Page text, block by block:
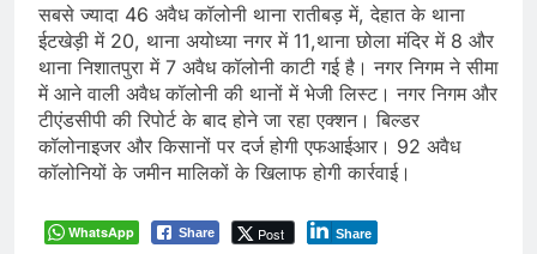
सबसे ज्यादा 46 अवैध कॉलोनी थाना रातीबड़ में, देहात के थाना
ईटखेड़ी में 20, थाना अयोध्या नगर में 11,थाना छोला मंदिर में 8 और
थाना निशातपुरा में 7 अवैध कॉलोनी काटी गई है। नगर निगम ने सीमा
में आने वाली अवैध कॉलोनी की थानों में भेजी लिस्ट। नगर निगम और
टीएंडसीपी की रिपोर्ट के बाद होने जा रहा एक्शन। बिल्डर
कॉलोनाइजर और किसानों पर दर्ज होगी एफआईआर। 92 अवैध
कॉलोनियों के जमीन मालिकों के खिलाफ होगी कार्रवाई।
WhatsApp Share Post Share